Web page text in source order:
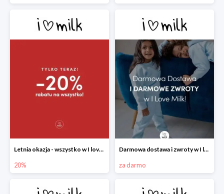
Letnia okazja - wszystko w I love Milk -20%
20%
Darmowa dostawa i zwroty w I love Milk
za darmo